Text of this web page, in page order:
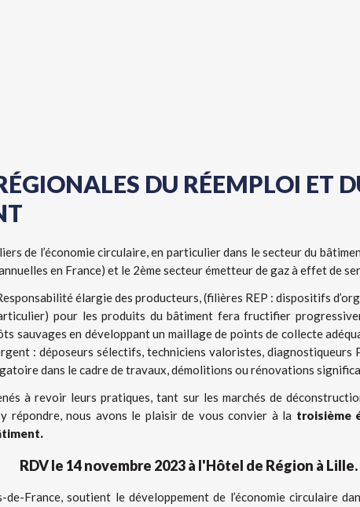
DU RÉEMPLOI ET
de l’économie circulaire, en particulier dans le secteur du
en France) et le 2ème secteur émetteur de gaz à effet de
élargie des producteurs, (filières REP : dispositifs
pour les produits du bâtiment fera fructifier
sauvages en développant un maillage de points de collecte
: déposeurs sélectifs, techniciens valoristes,
dans le cadre de travaux, démolitions ou rénovations
à revoir leurs pratiques, tant sur les marchés de
répondre, nous avons le plaisir de vous convier à la troisième
RDV le 14 novembre 2023 à l'Hôtel de Région à Lille.
de-France, soutient le développement de l’économie circulaire